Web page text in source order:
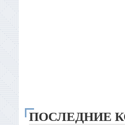
ПОСЛЕДНИЕ